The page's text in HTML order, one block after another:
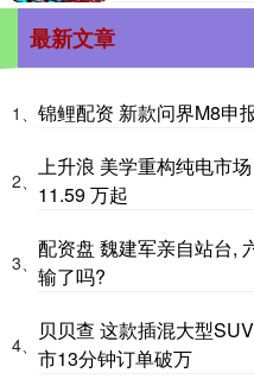
最新文章
1、 锦鲤配资 新款问界M8申
2、
上升浪 美学重构纯电市
11.59 万起
3、
配资盘 魏建军亲自站台,
输了吗?
4、
贝贝查 这款插混大型
市13分钟订单破万